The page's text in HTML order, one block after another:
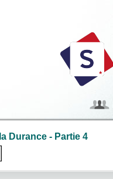
Durance - Partie 4